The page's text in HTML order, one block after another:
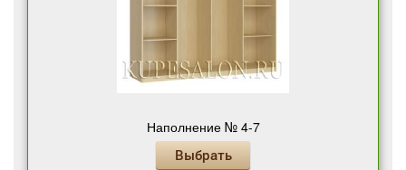
Наполнение № 4-7
Выбрать